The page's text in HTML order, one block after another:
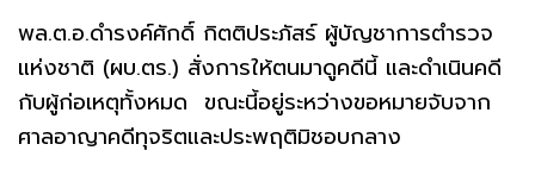
พล.ต.อ.ดำรงค์ศักดิ์ กิตติประภัสร์ ผู้บัญชาการตำรวจ
แห่งชาติ (ผบ.ตร.) สั่งการให้ตนมาดูคดีนี้ และดำเนินคดี
กับผู้ก่อเหตุทั้งหมด ขณะนี้อยู่ระหว่างขอหมายจับจาก
ศาลอาญาคดีทุจริตและประพฤติมิชอบกลาง